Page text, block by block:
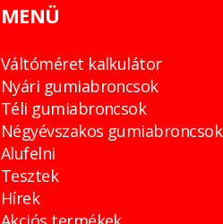
MENÜ
Váltóméret kalkulátor
Nyári gumiabroncsok
Téli gumiabroncsok
Négyévszakos gumiabroncsok
Alufelni
Tesztek
Hírek